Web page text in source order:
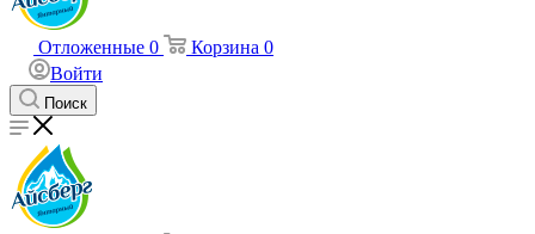
Отложенные 0 Корзина 0
Войти
Поиск